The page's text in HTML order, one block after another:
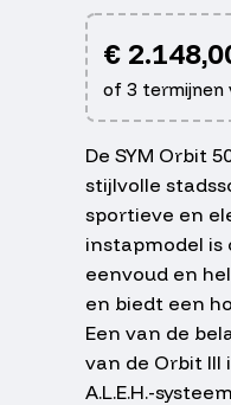
€
of 3 termijnen
De SYM Orbit
stijlvolle
sportieve en
instapmodel
eenvoud en
en biedt een
Een van de
van de Orbit
A.L.E.H.-